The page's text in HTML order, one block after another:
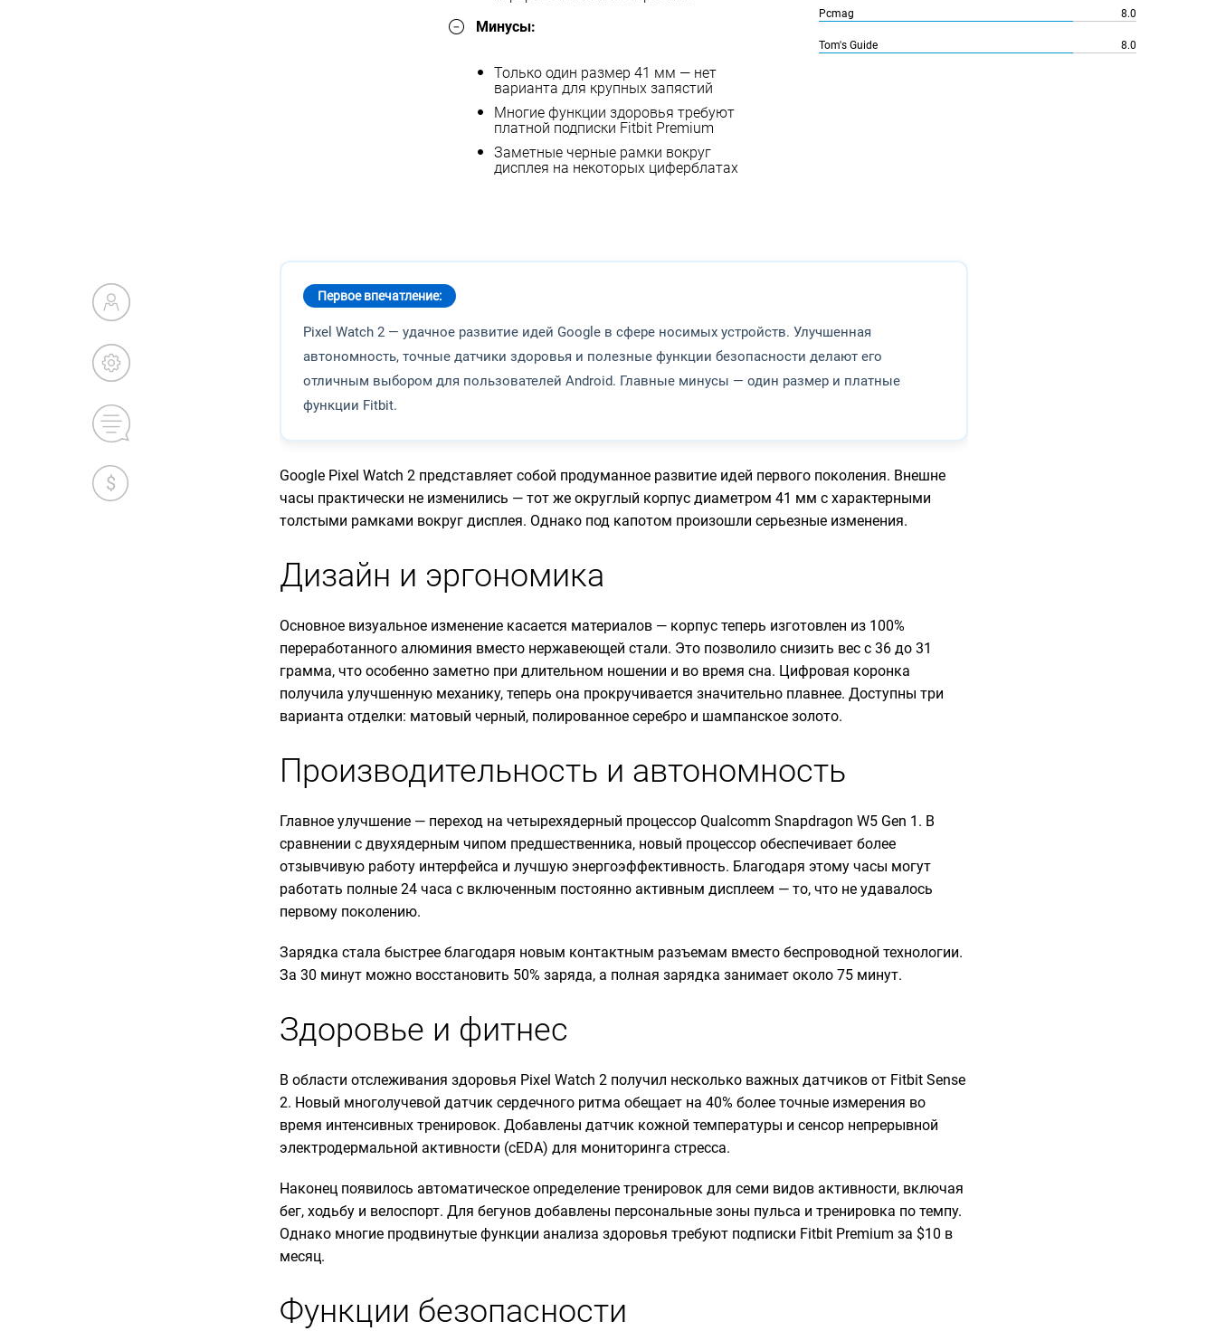
Минусы:
Только один размер 41 мм — нет
варианта для крупных запястий
Многие функции здоровья требуют
платной подписки Fitbit Premium
Заметные черные рамки вокруг
дисплея на некоторых циферблатах
Pcmag 8.0
Tom's Guide 8.0
Первое впечатление:
Pixel Watch 2 — удачное развитие идей Google в сфере носимых устройств. Улучшенная
автономность, точные датчики здоровья и полезные функции безопасности делают его
отличным выбором для пользователей Android. Главные минусы — один размер и платные
функции Fitbit.
Google Pixel Watch 2 представляет собой продуманное развитие идей первого поколения. Внешне
часы практически не изменились — тот же округлый корпус диаметром 41 мм с характерными
толстыми рамками вокруг дисплея. Однако под капотом произошли серьезные изменения.
Дизайн и эргономика
Основное визуальное изменение касается материалов — корпус теперь изготовлен из 100%
переработанного алюминия вместо нержавеющей стали. Это позволило снизить вес с 36 до 31
грамма, что особенно заметно при длительном ношении и во время сна. Цифровая коронка
получила улучшенную механику, теперь она прокручивается значительно плавнее. Доступны три
варианта отделки: матовый черный, полированное серебро и шампанское золото.
Производительность и автономность
Главное улучшение — переход на четырехядерный процессор Qualcomm Snapdragon W5 Gen 1. В
сравнении с двухядерным чипом предшественника, новый процессор обеспечивает более
отзывчивую работу интерфейса и лучшую энергоэффективность. Благодаря этому часы могут
работать полные 24 часа с включенным постоянно активным дисплеем — то, что не удавалось
первому поколению.
Зарядка стала быстрее благодаря новым контактным разъемам вместо беспроводной технологии.
За 30 минут можно восстановить 50% заряда, а полная зарядка занимает около 75 минут.
Здоровье и фитнес
В области отслеживания здоровья Pixel Watch 2 получил несколько важных датчиков от Fitbit Sense
2. Новый многолучевой датчик сердечного ритма обещает на 40% более точные измерения во
время интенсивных тренировок. Добавлены датчик кожной температуры и сенсор непрерывной
электродермальной активности (cEDA) для мониторинга стресса.
Наконец появилось автоматическое определение тренировок для семи видов активности, включая
бег, ходьбу и велоспорт. Для бегунов добавлены персональные зоны пульса и тренировка по темпу.
Однако многие продвинутые функции анализа здоровья требуют подписки Fitbit Premium за $10 в
месяц.
Функции безопасности